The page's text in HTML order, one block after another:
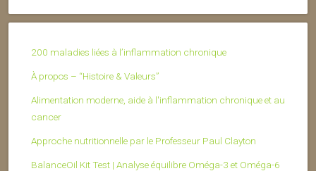
200 maladies liées à l’inflammation chronique
À propos – “Histoire & Valeurs”
Alimentation moderne, aide à l'inflammation chronique et au
cancer
Approche nutritionnelle par le Professeur Paul Clayton
BalanceOil Kit Test | Analyse équilibre Oméga-3 et Oméga-6